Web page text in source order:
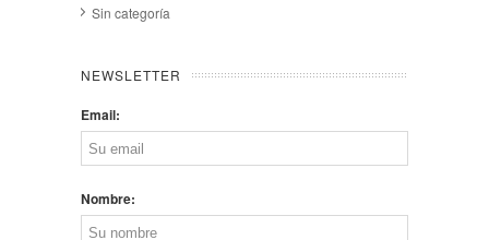
Sin categoría
NEWSLETTER
Email:
Nombre: